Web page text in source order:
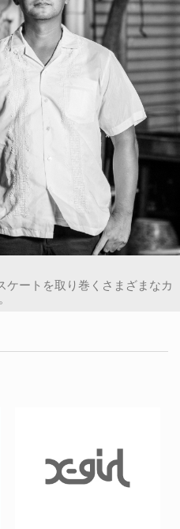
ートを取り巻くさまざまなカ